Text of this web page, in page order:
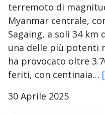
terremoto di
Myanmar centrale,
Sagaing, a soli 34 km
una delle più potenti
ha provocato oltre
feriti, con centinaia…
30 Aprile 2025